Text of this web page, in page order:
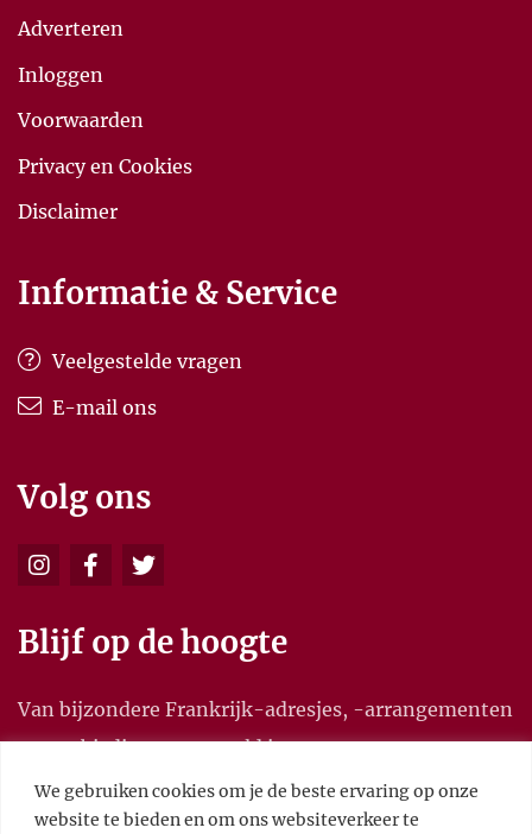
We gebruiken cookies om je de beste ervaring op onze
website te bieden en om ons websiteverkeer te
Adverteren
Inloggen
Voorwaarden
Privacy en Cookies
Disclaimer
Informatie & Service
Veelgestelde vragen
E-mail ons
Volg ons
Blijf op de hoogte
Van bijzondere Frankrijk-adresjes, -arrangementen
en aanbiedingen, en meld je aan voor onze
nieuwsbrief.